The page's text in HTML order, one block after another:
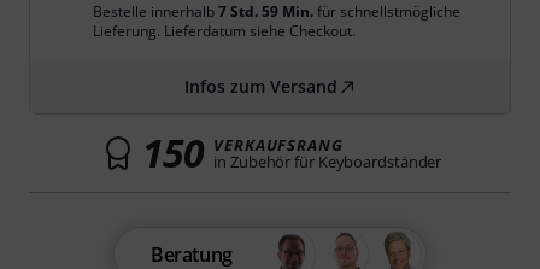
Bestelle innerhalb7 Std. 59 Min.für schnellstmögliche
Lieferung. Lieferdatum siehe Checkout.
Infos zum Versand
150 VERKAUFSRANG
in Zubehör für Keyboardständer
Beratung